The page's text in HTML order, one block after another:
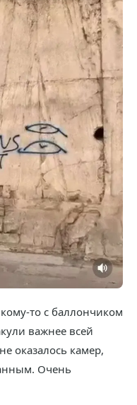
то с баллончиком
важнее всей
оказалось камер,
Очень